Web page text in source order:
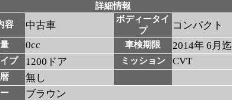
詳細情報
容
中古車
ボディータイ
プ
コンパクト
0cc 車検期限 2014年 6月迄
プ 1200ドア ミッション CVT
無し
ブラウン